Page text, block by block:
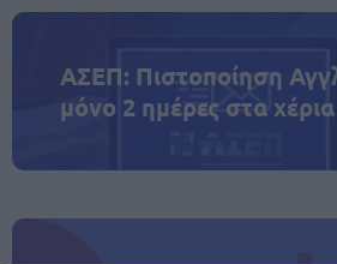
ΑΣΕΠ: Πιστοποίηση
μόνο 2 ημέρες στα